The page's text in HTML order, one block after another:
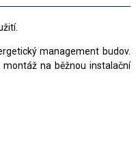
management budov.
na běžnou instalační